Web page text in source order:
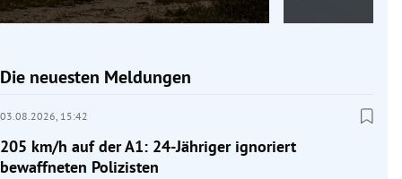
Die neuesten Meldungen
03.08.2026, 15:42
205 km/h auf der A1: 24-Jähriger ignoriert
bewaffneten Polizisten